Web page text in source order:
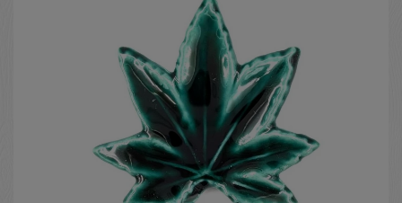
法人・飲食店のお客様